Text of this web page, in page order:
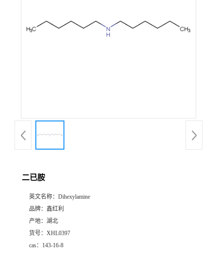
二已胺
英文名称： Dihexylamine
品牌： 鑫红利
产地： 湖北
货号： XHL0397
cas： 143-16-8